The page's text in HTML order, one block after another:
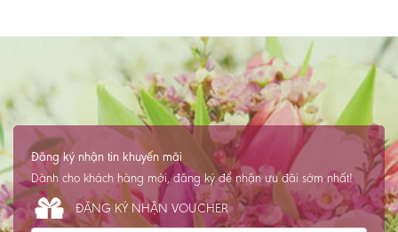
Đăng ký nhận tin khuyến mãi
Dành cho khách hàng mới, đăng ký để nhận ưu đãi sớm nhất!
ĐĂNG KÝ NHẬN VOUCHER